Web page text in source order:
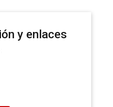
y enlaces